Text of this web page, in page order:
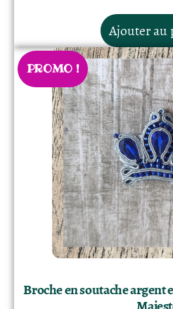
Ajouter au
PROMO !
Broche en soutache argent